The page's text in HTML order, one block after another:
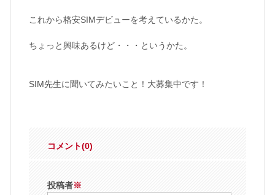
これから格安SIMデビューを考えているかた。
ちょっと興味あるけど・・・というかた。
SIM先生に聞いてみたいこと！大募集中です！
コメント(0)
投稿者※